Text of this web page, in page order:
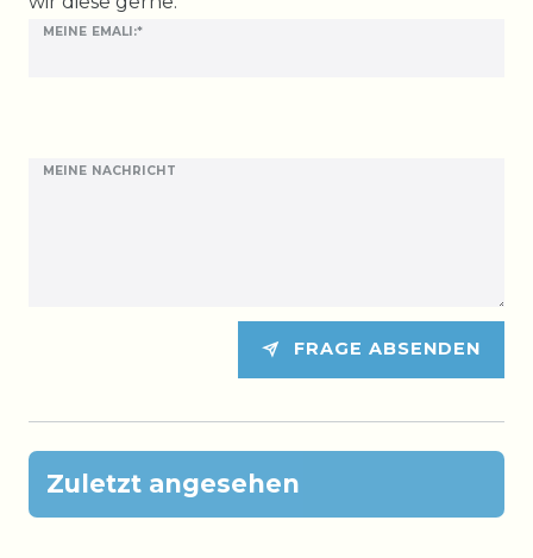
MEINE EMALI:*
MEINE NACHRICHT
FRAGE ABSENDEN
Zuletzt angesehen